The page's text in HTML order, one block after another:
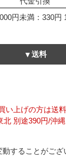
円未満：330円
送料
い上げの方は送
別途390円/沖
することがござ